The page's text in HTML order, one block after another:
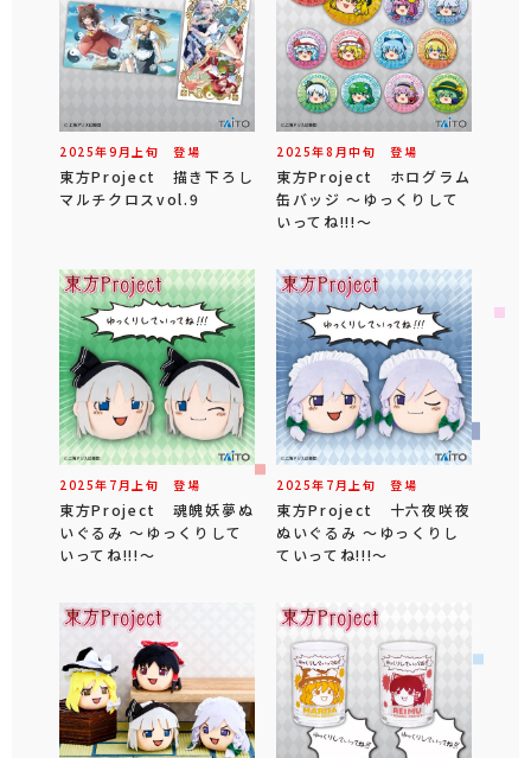
2025年9 月 上旬 登場
東方Project 描き下ろし
マルチクロスvol.9
2025年8 月中旬 登場
東方Project ホログラム
缶バッジ ～ゆっくりして
いってね!!!～
2025年 7 月 上旬 登場
東方Project 魂魄妖夢ぬ
いぐるみ ～ゆっくりして
いってね!!!～
2025年 7 月 上旬 登場
東方Project 十六夜咲夜
ぬいぐるみ ～ゆっくりし
ていってね!!!～